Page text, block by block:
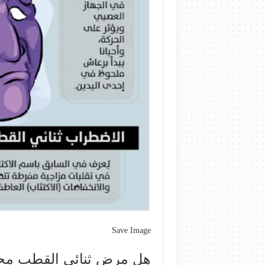
Save Image
هل مرض ثنائي القطب